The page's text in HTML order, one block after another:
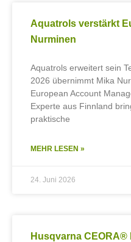
Aquatrols verstärkt
Nurminen
Aquatrols erweitert sein
2026 übernimmt Mika
European Account
Experte aus Finnland
praktische
MEHR LESEN »
24. Juni 2026
Husqvarna